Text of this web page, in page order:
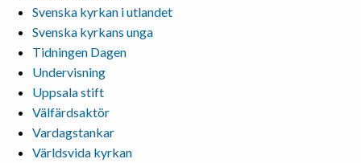
Svenska kyrkan i utlandet
Svenska kyrkans unga
Tidningen Dagen
Undervisning
Uppsala stift
Välfärdsaktör
Vardagstankar
Världsvida kyrkan